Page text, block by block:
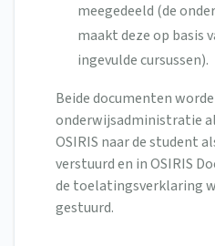
meegedeeld (de
maakt deze op basis
ingevulde cursussen).
Beide documenten
onderwijsadministratie
OSIRIS naar de student
verstuurd en in OSIRIS
de toelatingsverklaring
gestuurd.